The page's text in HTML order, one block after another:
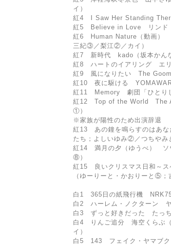
イ）
紅4 I Saw Her Standing
紅5 Believe in Love リンド
紅6 Human Nature（動画）
三紀③／梨江②／カイ）
紅7 新時代 kado（坂本かん
紅8 ハートのイアリング エ
紅9 風になりたい The Goom
紅10 夜に駆ける
紅11 Memory 劇団「ひとり
紅12 Top of the World The
①）
※家族が陽性のため出演辞退
紅13 あの鐘を鳴らすのはあ
たち；よしいゆみ②／つちやみ
紅14 満月の夕（ゆうべ） ソ
⑧）
紅15 良いクリスマス日和～
（ゆーりーと・かおりーと⑤；
白1 365日の紙飛行機 NRK75
白2 ハーレム・ノクターン ヤ
白3 ずっと好きだった たっち
白4 りんご追分 海空くらぶ
イ）
白5 143 フェイク・ヤマブク